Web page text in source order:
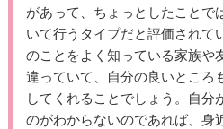
があって、ちょっとしたことで
いて行うタイプだと評価されて
のことをよく知っている家族や
違っていて、自分の良いところ
してくれることでしょう。自分
のがわからないのであれば、身